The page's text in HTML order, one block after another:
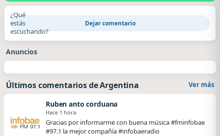
¿Qué
estás
escuchando?
Dejar comentario
Anuncios
Últimos comentarios de Argentina Ver más
Ruben anto corduana
Hace 1 hora
Gracias por informarme con buena música #fminfobae
#97.1 la mejor compañía #infobaeradio